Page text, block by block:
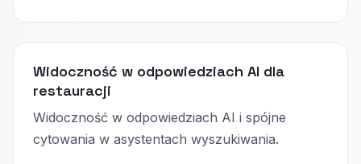
Widoczność w odpowiedziach AI dla
restauracji
Widoczność w odpowiedziach AI i spójne
cytowania w asystentach wyszukiwania.